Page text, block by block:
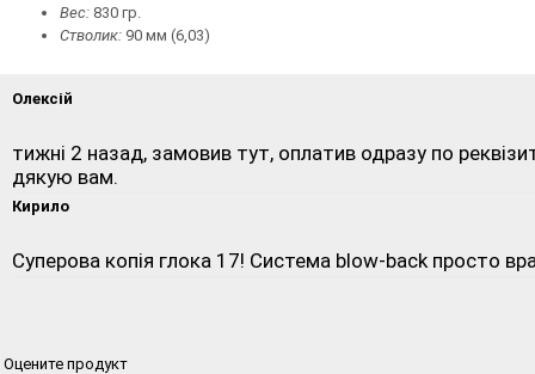
Вес: 830 гр.
Стволик: 90 мм (6,03)
Олексій
тижні 2 назад, замовив тут, оплатив одразу по
дякую вам.
Кирило
Суперова копія глока 17! Система blow-back просто
Оцените продукт